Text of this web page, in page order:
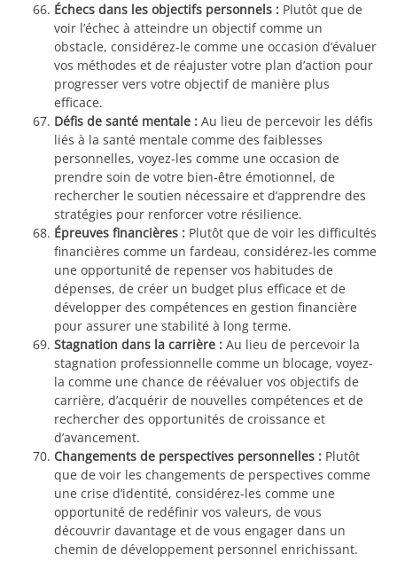
Échecs dans les objectifs personnels : Plutôt que de
voir l’échec à atteindre un objectif comme un
obstacle, considérez-le comme une occasion d’évaluer
vos méthodes et de réajuster votre plan d’action pour
progresser vers votre objectif de manière plus
efficace.
Défis de santé mentale : Au lieu de percevoir les défis
liés à la santé mentale comme des faiblesses
personnelles, voyez-les comme une occasion de
prendre soin de votre bien-être émotionnel, de
rechercher le soutien nécessaire et d’apprendre des
stratégies pour renforcer votre résilience.
Épreuves financières : Plutôt que de voir les difficultés
financières comme un fardeau, considérez-les comme
une opportunité de repenser vos habitudes de
dépenses, de créer un budget plus efficace et de
développer des compétences en gestion financière
pour assurer une stabilité à long terme.
Stagnation dans la carrière : Au lieu de percevoir la
stagnation professionnelle comme un blocage, voyez-
la comme une chance de réévaluer vos objectifs de
carrière, d’acquérir de nouvelles compétences et de
rechercher des opportunités de croissance et
d’avancement.
Changements de perspectives personnelles : Plutôt
que de voir les changements de perspectives comme
une crise d’identité, considérez-les comme une
opportunité de redéfinir vos valeurs, de vous
découvrir davantage et de vous engager dans un
chemin de développement personnel enrichissant.